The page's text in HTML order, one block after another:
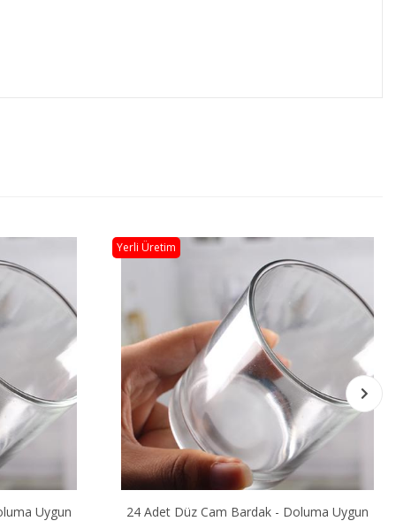
Uygun 24 Adet Düz Cam Bardak - Doluma Uygun
Yerli Üretim